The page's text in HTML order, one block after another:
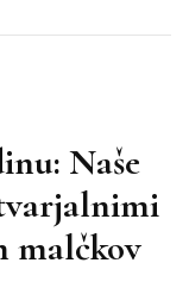
Naše
malčkov